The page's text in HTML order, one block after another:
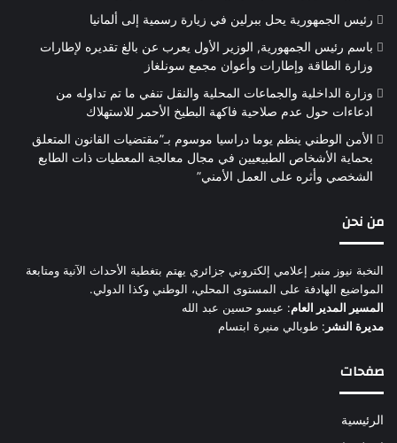
رئيس الجمهورية يحل ببرلين في زيارة رسمية إلى ألمانيا
باسم رئيس الجمهورية, الوزير الأول يعرب عن بالغ تقديره لإطارات
وزارة الطاقة وإطارات وأعوان مجمع سونلغاز
وزارة الداخلية والجماعات المحلية والنقل تنفي ما تم تداوله من
ادعاءات حول عدم صلاحية فاكهة البطيخ الأحمر للاستهلاك
الأمن الوطني ينظم يوما دراسيا موسوم بـ”مقتضيات القانون المتعلق
بحماية الأشخاص الطبيعيين في مجال معالجة المعطيات ذات الطابع
الشخصي وأثره على العمل الأمني”
من نحن
النخبة نيوز منبر إعلامي إلكتروني جزائري يهتم بتغطية الأحداث الآنية ومتابعة
المواضيع الهادفة على المستوى المحلي، الوطني وكذا الدولي.
المسير المدير العام: عيسو حسين عبد الله
مديرة النشر : طوبالي منيرة ابتسام
صفحات
الرئيسية